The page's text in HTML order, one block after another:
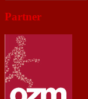
Partner